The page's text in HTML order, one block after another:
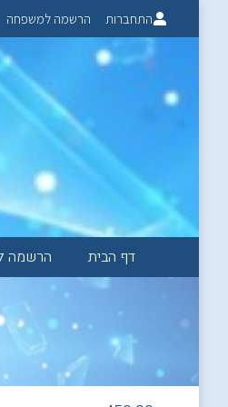
התחברות הרשמה למשפחה
דף הבית הרשמה